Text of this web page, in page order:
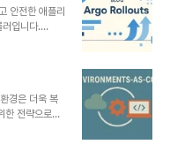
용 사례 등을
개합니다.1.
멀티 클러스
전한 애플리
입니다.
전략을 지원
서는 Argo
성, 활용 사례
가치를 살펴봅
Kubernetes
컨트롤러입
경은 더욱 복
한 전략으로
다. 이는 인